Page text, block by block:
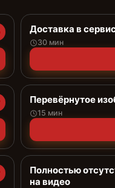
Доставка в
30 мин
Перевёрнутое
15 мин
Полностью
на видео